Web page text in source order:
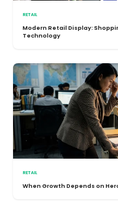
RETAIL
Modern Retail Display:
Technology
RETAIL
When Growth Depends on